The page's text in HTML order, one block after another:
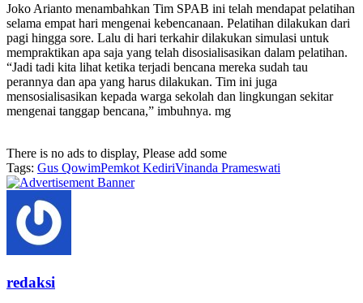
Joko Arianto menambahkan Tim SPAB ini telah mendapat pelatihan
selama empat hari mengenai kebencanaan. Pelatihan dilakukan dari
pagi hingga sore. Lalu di hari terkahir dilakukan simulasi untuk
mempraktikan apa saja yang telah disosialisasikan dalam pelatihan.
“Jadi tadi kita lihat ketika terjadi bencana mereka sudah tau
perannya dan apa yang harus dilakukan. Tim ini juga
mensosialisasikan kepada warga sekolah dan lingkungan sekitar
mengenai tanggap bencana,” imbuhnya. mg
There is no ads to display, Please add some
Tags: Gus QowimPemkot KediriVinanda Prameswati
redaksi